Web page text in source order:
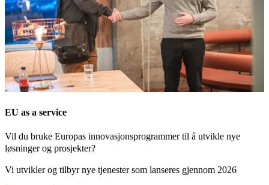
EU as a service
Vil du bruke Europas innovasjonsprogrammer til å utvikle nye
løsninger og prosjekter?
Vi utvikler og tilbyr nye tjenester som lanseres gjennom 2026